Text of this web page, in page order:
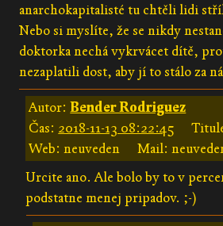
anarchokapitalisté tu chtěli lidi
Nebo si myslíte, že se nikdy
doktorka nechá vykrvácet dítě,
nezaplatili dost, aby jí to stálo za
Autor:Bender Rodriguez
Čas: 2018-11-13 08:22:45
Web: neuveden
Mail:
Urcite ano. Ale bolo by to v
podstatne menej pripadov. ;-)